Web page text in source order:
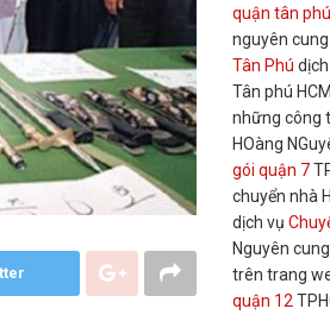
quận tân phú
nguyên
Tân Phú
Tân phú
những công
HOàng
gói quận 7
chuyển nhà
dịch vụ
Nguyên
trên trang
quận 12